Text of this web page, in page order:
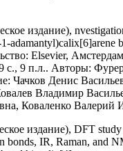
издание),
adamantyl)calix[6]arene
Elsevier,
с., 9 п.л.. Авторы:
Чачков Денис
Владимир
Коваленко Валерий
издание), DFT
bonds, IR, Raman, and